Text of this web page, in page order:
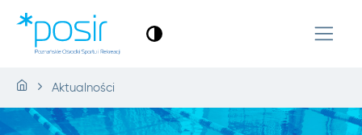
Aktualności